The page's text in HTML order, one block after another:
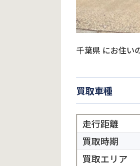
千葉県 にお住い
買取車種
走行距離
買取時期
買取エリア